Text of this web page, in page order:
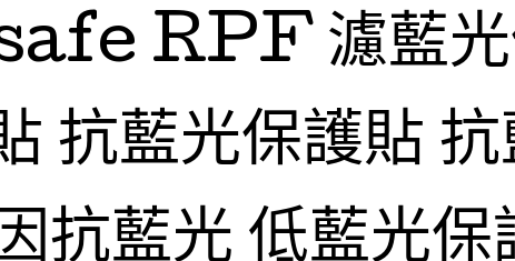
RPF 濾藍光
抗藍光保護貼
抗藍光 低藍光